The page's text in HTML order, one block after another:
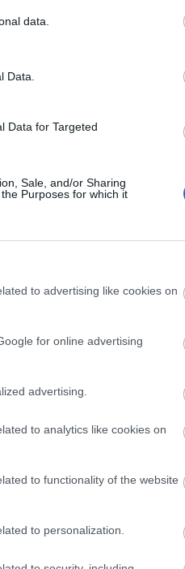
data.
Data.
Data for Targeted
Sale, and/or Sharing
Purposes for which it
to advertising like cookies on
for online advertising
advertising.
to analytics like cookies on
to functionality of the website
to personalization.
reflektálnak. A kitűnő
nem járatos
Amarcord Társulat kivívta
és világszerte
a Művészetek Palotájában.
egy ravasz
és minden vágyat,
amitől szépek,
tetszését. Kérdés,
akiket közelebb
feltétlenül „komoly"